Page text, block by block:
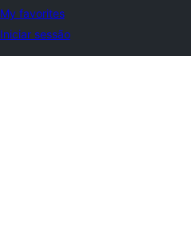
My favorites
Iniciar sessão